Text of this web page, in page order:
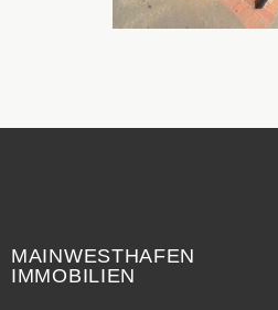
MAINWESTHAFEN
IMMOBILIEN